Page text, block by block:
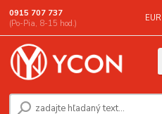
EUR
0915 707 737
(Po-Pia, 8-15 hod.)